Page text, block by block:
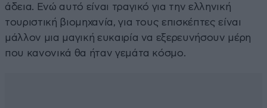
άδεια. Ενώ αυτό είναι τραγικό για την ελληνική
τουριστική βιομηχανία, για τους επισκέπτες είναι
μάλλον μια μαγική ευκαιρία να εξερευνήσουν μέρη
που κανονικά θα ήταν γεμάτα κόσμο.